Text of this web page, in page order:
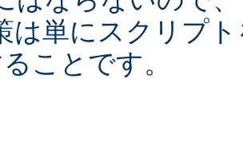
は単にスクリプ
ことです。